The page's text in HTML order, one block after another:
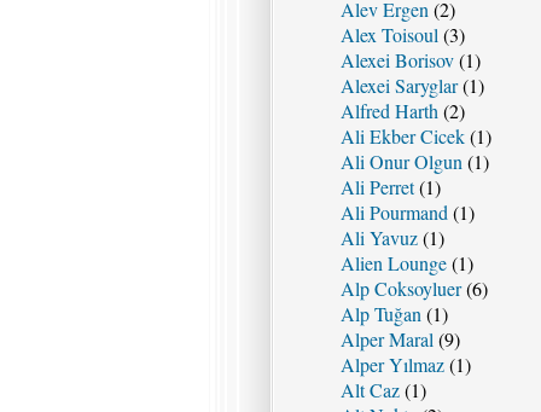
Alev Ergen (2)
Alex Toisoul (3)
Alexei Borisov(1)
Alexei Saryglar(1)
Alfred Harth (2)
Ali Ekber Cicek(1)
Ali Onur Olgun (1)
Ali Perret(1)
Ali Pourmand (1)
Ali Yavuz(1)
Alien Lounge(1)
Alp Coksoyluer(6)
Alp Tuğan (1)
Alper Maral (9)
Alper Yılmaz(1)
Alt Caz(1)